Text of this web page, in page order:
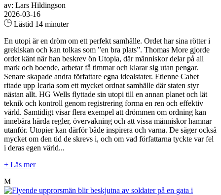
av: Lars Hildingson
2026-03-16
Lästid 14 minuter
En utopi är en dröm om ett perfekt samhälle. Ordet har sina rötter i
grekiskan och kan tolkas som ”en bra plats”. Thomas More gjorde
ordet känt när han beskrev ön Utopia, där människor delar på all
mark och boende, arbetar få timmar och klarar sig utan pengar.
Senare skapade andra författare egna idealstater. Etienne Cabet
ritade upp Icaria som ett mycket ordnat samhälle där staten styr
nästan allt. HG Wells flyttade sin utopi till en annan planet och lät
teknik och kontroll genom registrering forma en ren och effektiv
värld. Samtidigt visar flera exempel att drömmen om ordning kan
innebära hårda regler, övervakning och att vissa människor hamnar
utanför. Utopier kan därför både inspirera och varna. De säger också
mycket om den tid de skrevs i, och om vad författarna tyckte var fel
i deras egen värld...
+ Läs mer
M